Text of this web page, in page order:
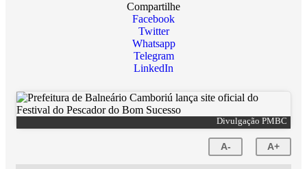
Compartilhe
Facebook
Twitter
Whatsapp
Telegram
LinkedIn
Divulgação PMBC
A- A+